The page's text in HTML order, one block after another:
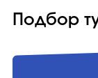
Подбор